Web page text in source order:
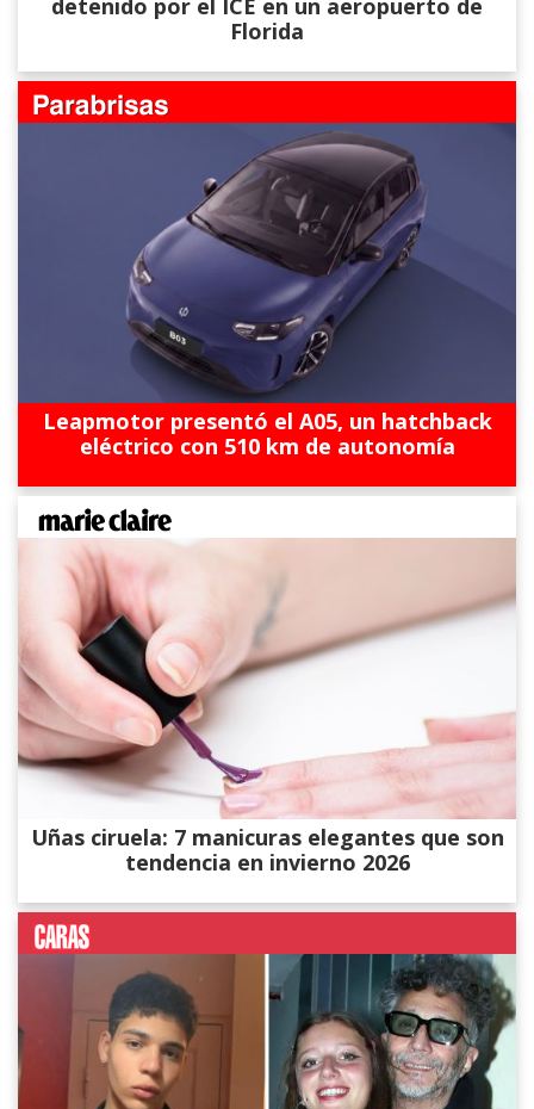
detenido por el ICE en un aeropuerto de
Florida
Leapmotor presentó el A05, un hatchback
eléctrico con 510 km de autonomía
Uñas ciruela: 7 manicuras elegantes que son
tendencia en invierno 2026